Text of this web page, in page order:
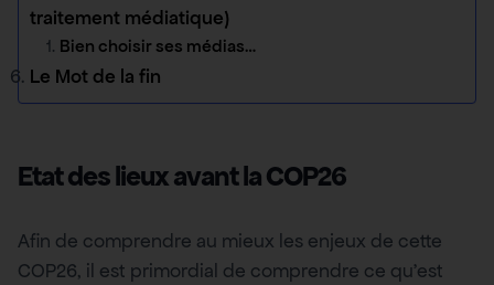
traitement médiatique)
Bien choisir ses médias…
Le Mot de la fin
Etat des lieux avant la COP26
Afin de comprendre au mieux les enjeux de cette
COP26, il est primordial de comprendre ce qu’est